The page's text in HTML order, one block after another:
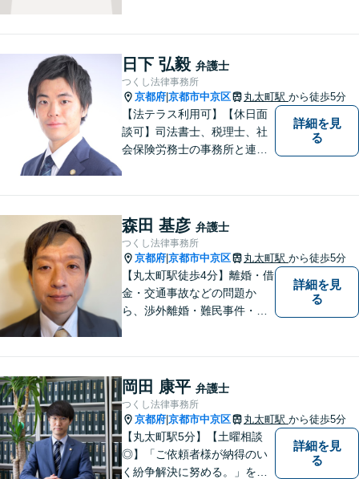
す。一人でも多くの方のお役
に立てるよう、尽力いたしま
す！
日下 弘毅 弁護士
つくし法律事務所
京都府 京都市中京区 丸太町駅 から徒歩5分
【法テラス利用可】【休日面
談可】司法書士、税理士、社
会保険労務士の事務所と連携
す。法律問題に対して安心と
次の一歩を踏み出す勇気を与
えるアドバイスを心がけてお
ります。
詳細を見
る
森田 基彦 弁護士
つくし法律事務所
京都府 京都市中京区 丸太町駅 から徒歩5分
【丸太町駅徒歩4分】離婚・借
金・交通事故などの問題か
ら、渉外離婚・難民事件・医
待ちしています。
詳細を見
る
岡田 康平 弁護士
つくし法律事務所
京都府 京都市中京区 丸太町駅 から徒歩5分
【丸太町駅5分】【土曜相談
◎】「ご依頼者様が納得のい
く紛争解決に努める。」をモ
詳細を見
る